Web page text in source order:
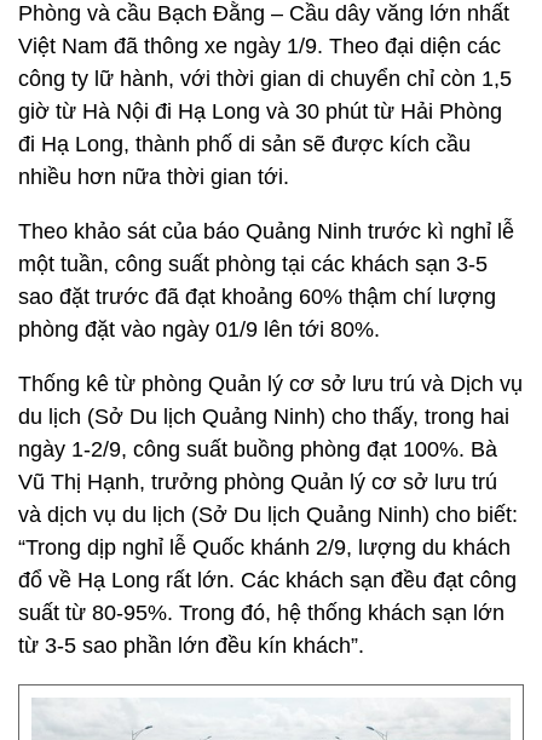
Phòng và cầu Bạch Đằng – Cầu dây văng lớn nhất
Việt Nam đã thông xe ngày 1/9. Theo đại diện các
công ty lữ hành, với thời gian di chuyển chỉ còn 1,5
giờ từ Hà Nội đi Hạ Long và 30 phút từ Hải Phòng
đi Hạ Long, thành phố di sản sẽ được kích cầu
nhiều hơn nữa thời gian tới.
Theo khảo sát của báo Quảng Ninh trước kì nghỉ lễ
một tuần, công suất phòng tại các khách sạn 3-5
sao đặt trước đã đạt khoảng 60% thậm chí lượng
phòng đặt vào ngày 01/9 lên tới 80%.
Thống kê từ phòng Quản lý cơ sở lưu trú và Dịch vụ
du lịch (Sở Du lịch Quảng Ninh) cho thấy, trong hai
ngày 1-2/9, công suất buồng phòng đạt 100%. Bà
Vũ Thị Hạnh, trưởng phòng Quản lý cơ sở lưu trú
và dịch vụ du lịch (Sở Du lịch Quảng Ninh) cho biết:
“Trong dịp nghỉ lễ Quốc khánh 2/9, lượng du khách
đổ về Hạ Long rất lớn. Các khách sạn đều đạt công
suất từ 80-95%. Trong đó, hệ thống khách sạn lớn
từ 3-5 sao phần lớn đều kín khách”.